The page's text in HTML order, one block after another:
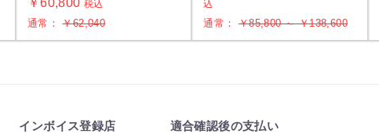
￥60,800 税込
通常：￥62,040
込
通常：￥85,800 ～ ￥138,600
お買物を続ける
インボイス登録店 適合確認後の支払い